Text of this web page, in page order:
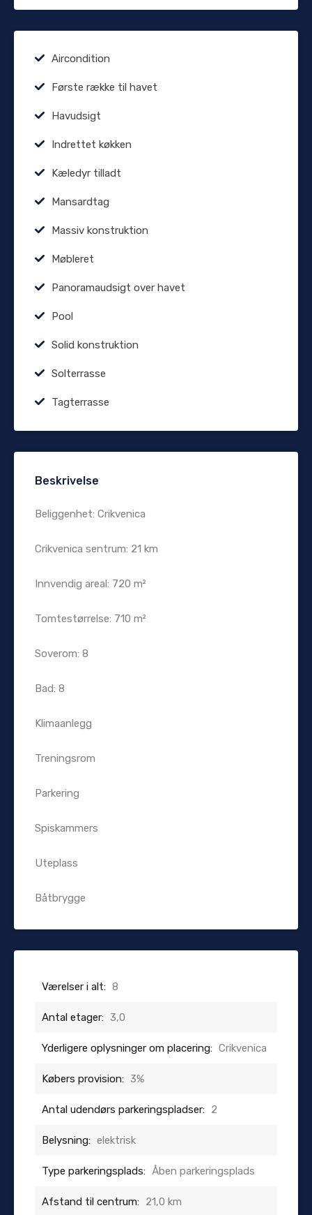
Aircondition
Første række til havet
Havudsigt
Indrettet køkken
Kæledyr tilladt
Mansardtag
Massiv konstruktion
Møbleret
Panoramaudsigt over havet
Pool
Solid konstruktion
Solterrasse
Tagterrasse
Beskrivelse
Beliggenhet: Crikvenica
Crikvenica sentrum: 21 km
Innvendig areal: 720 m²
Tomtestørrelse: 710 m²
Soverom: 8
Bad: 8
Klimaanlegg
Treningsrom
Parkering
Spiskammers
Uteplass
Båtbrygge
Værelser i alt: 8
Antal etager: 3,0
Yderligere oplysninger om placering: Crikvenica
Købers provision: 3%
Antal udendørs parkeringspladser: 2
Belysning: elektrisk
Type parkeringsplads: Åben parkeringsplads
Afstand til centrum: 21,0 km